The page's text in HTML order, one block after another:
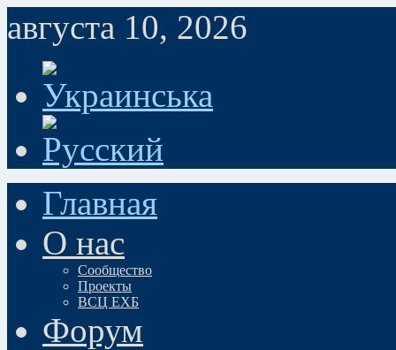
августа 10, 2026
Главная
О нас
Сообщество
Проекты
ВСЦ ЕХБ
Форум